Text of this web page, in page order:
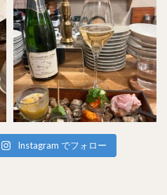
Instagram でフォロー